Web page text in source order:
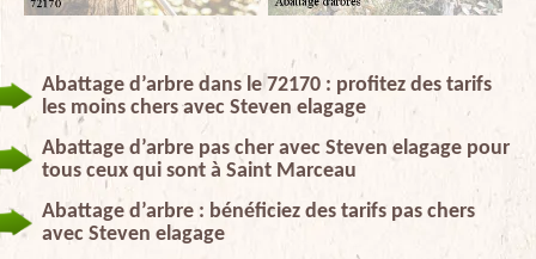
Abattage d’arbre dans le 72170 : profitez des tarifs
les moins chers avec Steven elagage
Abattage d’arbre pas cher avec Steven elagage pour
tous ceux qui sont à Saint Marceau
Abattage d’arbre : bénéficiez des tarifs pas chers
avec Steven elagage